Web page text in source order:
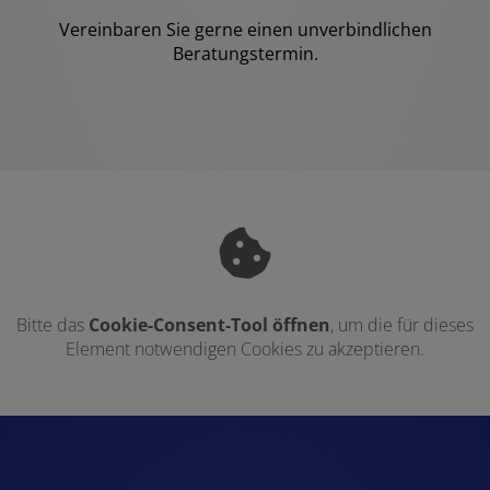
Vereinbaren Sie gerne einen unverbindlichen
Beratungstermin.
Bitte das Cookie-Consent-Tool öffnen, um die für dieses
Element notwendigen Cookies zu akzeptieren.